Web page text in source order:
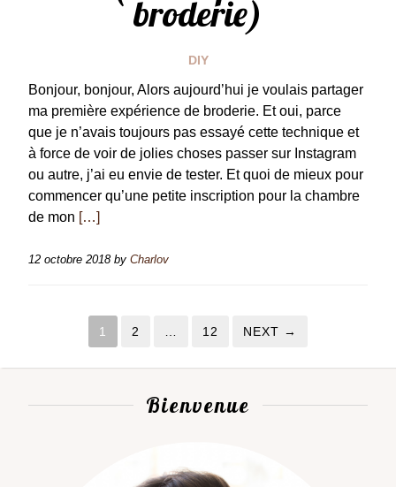
broderie)
DIY
Bonjour, bonjour, Alors aujourd’hui je voulais partager
ma première expérience de broderie. Et oui, parce
que je n’avais toujours pas essayé cette technique et
à force de voir de jolies choses passer sur Instagram
ou autre, j’ai eu envie de tester. Et quoi de mieux pour
commencer qu’une petite inscription pour la chambre
de mon […]
12 octobre 2018by Charlov
1 2 12 NEXT →
Bienvenue